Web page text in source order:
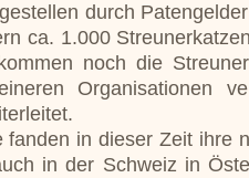
durch
ca. 1.000
noch die
Organisationen
fanden in dieser Zeit ihre
in der Schweiz in